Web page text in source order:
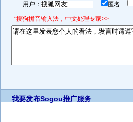
用户： 匿名
*搜狗拼音输入法，中文处理专家>>
我要发布Sogou推广服务